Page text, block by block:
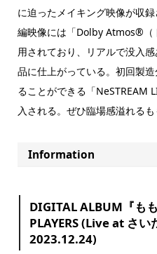
に迫ったメイキング映像が収
編映像には「Dolby Atmos®（
用されており、リアルで没入
品に仕上がっている。初回製
ることができる「NeSTREAM
入される。ぜひ臨場感溢れる
Information
DIGITAL ALBUM『も
PLAYERS (Live at さ
2023.12.24)